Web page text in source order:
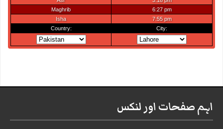
اہم صفحات اور لنکس